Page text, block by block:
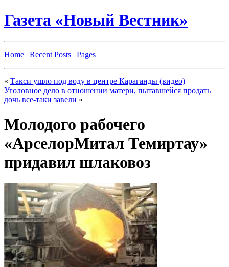
Газета «Новый Вестник»
Home | Recent Posts | Pages
« Такси ушло под воду в центре Караганды (видео) |
Уголовное дело в отношении матери, пытавшейся продать
дочь все-таки завели »
Молодого рабочего
«АрселорМитал Темиртау»
придавил шлаковоз